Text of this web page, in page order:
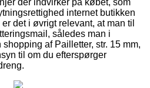
internet butikken
det i øvrigt relevant, at man til
således man i
af Pailletter, str. 15 mm,
til om du efterspørger